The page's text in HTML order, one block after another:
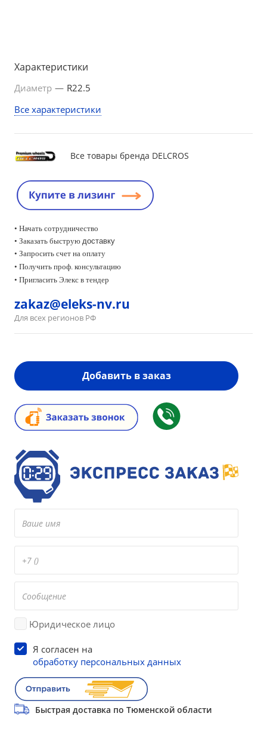
Характеристики
Диаметр — R22.5
Все характеристики
Все товары бренда DELCROS
• Начать сотрудничество
• Заказать быструю доставку
• Запросить счет на оплату
• Получить проф. консультацию
• Пригласить Элекс в тендер
zakaz@eleks-nv.ru
Для всех регионов РФ
Добавить в заказ
Юридическое лицо
Я согласен на
обработку персональных данных
Быстрая доставка по Тюменской области